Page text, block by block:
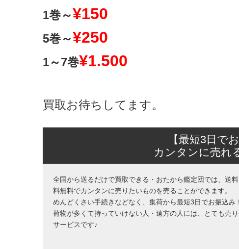
1巻～¥150
5巻～¥250
1～7巻¥1.500
買取お待ちしてます。
【最短3日で
カンタンに売れ
全国から送るだけで買取できる・おたから鑑定団では、送
料無料でカンタンに売りたいものを売ることができます。
めんどくさい手続きなどなく、集荷から最短3日でお振込み！
荷物が多くて持っていけない人・遠方の人には、とても売
サービスです♪